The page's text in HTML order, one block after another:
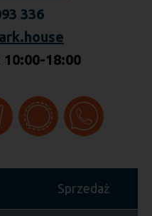
Sprzedaż
336
18:00